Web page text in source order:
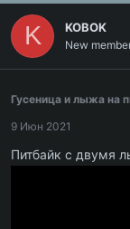
K KOBOK
New
Гусеница и лыжа на
9 Июн 2021
Питбайк с двумя